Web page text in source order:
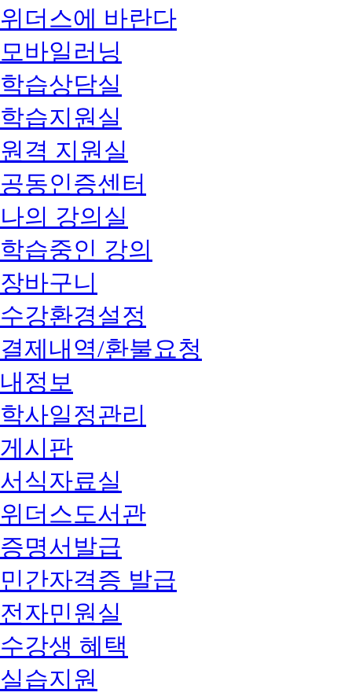
위더스에 바란다
모바일러닝
학습상담실
학습지원실
원격 지원실
공동인증센터
나의 강의실
학습중인 강의
장바구니
수강환경설정
결제내역/환불요청
내정보
학사일정관리
게시판
서식자료실
위더스도서관
증명서발급
민간자격증 발급
전자민원실
수강생 혜택
실습지원